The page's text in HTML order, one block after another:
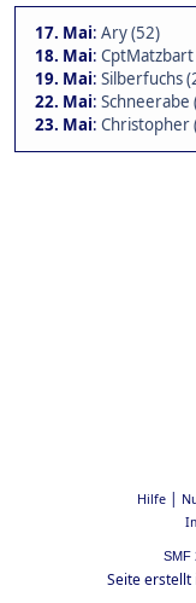
17. Mai: Ary (52)
18. Mai: CptMatzbart
19. Mai: Silberfuchs
22. Mai: Schneerabe
23. Mai: Christopher
Hilfe|
SMF
Seite erstellt